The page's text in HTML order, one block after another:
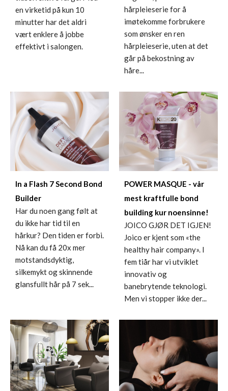
en virketid på kun 10
minutter har det aldri
vært enklere å jobbe
effektivt i salongen.
hårpleieserie for å
imøtekomme forbrukere
som ønsker en ren
hårpleieserie, uten at det
går på bekostning av
håre...
In a Flash 7 Second Bond
Builder
Har du noen gang følt at
du ikke har tid til en
hårkur? Den tiden er forbi.
Nå kan du få 20x mer
motstandsdyktig,
silkemykt og skinnende
glansfullt hår på 7 sek...
POWER MASQUE - vår
mest kraftfulle bond
building kur noensinne!
JOICO GJØR DET IGJEN!
Joico er kjent som «the
healthy hair company». I
fem tiår har vi utviklet
innovativ og
banebrytende teknologi.
Men vi stopper ikke der...